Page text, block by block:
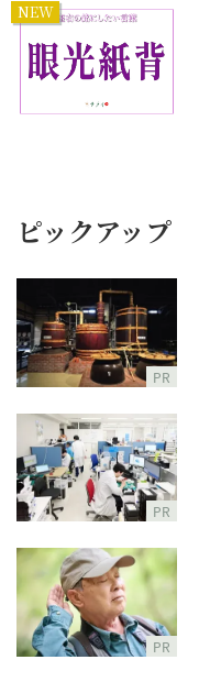
NEW
ピックアップ
PR
PR
PR